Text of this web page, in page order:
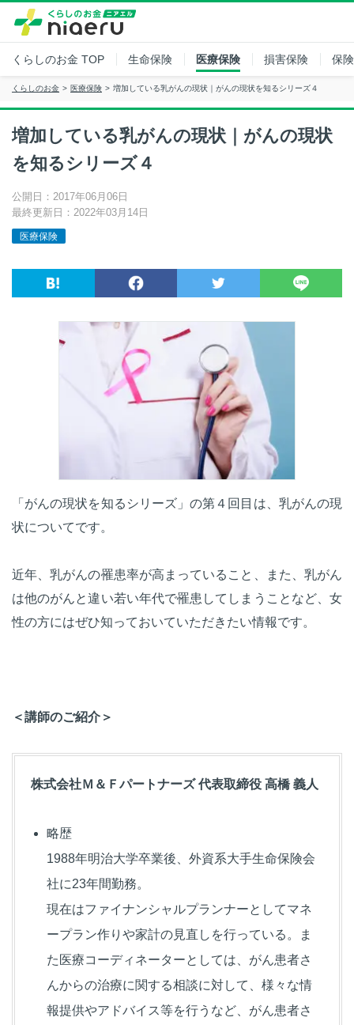
くらしのお金 TOP 生命保険 医療保険 損害保険 保
くらしのお金 医療保険 増加している乳がんの現状｜がんの現状を知るシリーズ４
増加している乳がんの現状｜がんの現状
を知るシリーズ４
公開日：2017年06月06日
最終更新日：2022年03月14日
医療保険
「がんの現状を知るシリーズ」の第４回目は、乳がんの現
状についてです。
近年、乳がんの罹患率が高まっていること、また、乳がん
は他のがんと違い若い年代で罹患してしまうことなど、女
性の方にはぜひ知っておいていただきたい情報です。
＜講師のご紹介＞
株式会社Ｍ＆Ｆパートナーズ 代表取締役 高橋 義人
略歴
1988年明治大学卒業後、外資系大手生命保険会
社に23年間勤務。
現在はファイナンシャルプランナーとしてマネ
ープラン作りや家計の見直しを行っている。ま
た医療コーディネーターとしては、がん患者さ
んからの治療に関する相談に対して、様々な情
報提供やアドバイス等を行うなど、がん患者さ